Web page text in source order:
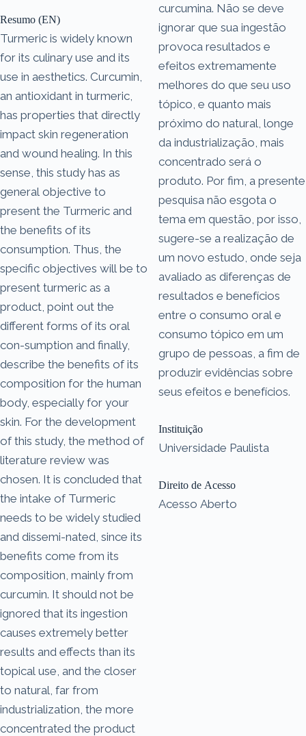
Resumo (EN)
Turmeric is widely known
for its culinary use and its
use in aesthetics. Curcumin,
an antioxidant in turmeric,
has properties that directly
impact skin regeneration
and wound healing. In this
sense, this study has as
general objective to
present the Turmeric and
the benefits of its
consumption. Thus, the
specific objectives will be to
present turmeric as a
product, point out the
different forms of its oral
con-sumption and finally,
describe the benefits of its
composition for the human
body, especially for your
skin. For the development
of this study, the method of
literature review was
chosen. It is concluded that
the intake of Turmeric
needs to be widely studied
and dissemi-nated, since its
benefits come from its
composition, mainly from
curcumin. It should not be
ignored that its ingestion
causes extremely better
results and effects than its
topical use, and the closer
to natural, far from
industrialization, the more
concentrated the product
curcumina. Não se deve
ignorar que sua ingestão
provoca resultados e
efeitos extremamente
melhores do que seu uso
tópico, e quanto mais
próximo do natural, longe
da industrialização, mais
concentrado será o
produto. Por fim, a presente
pesquisa não esgota o
tema em questão, por isso,
sugere-se a realização de
um novo estudo, onde seja
avaliado as diferenças de
resultados e benefícios
entre o consumo oral e
consumo tópico em um
grupo de pessoas, a fim de
produzir evidências sobre
seus efeitos e benefícios.
Instituição
Universidade Paulista
Direito de Acesso
Acesso Aberto